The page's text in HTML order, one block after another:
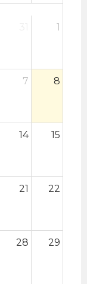
1
7 8
14 15
21 22
28 29